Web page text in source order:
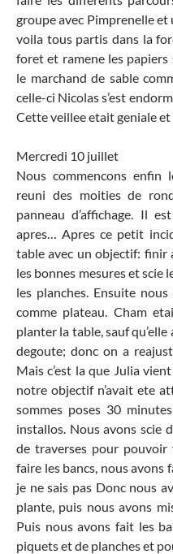
groupe avec Pimprenelle
voila tous partis dans la
foret et ramene les
le marchand de sable
celle-ci Nicolas s’est
Cette veillee etait geniale et
Mercredi 10 juillet
Nous commencons enfin
reuni des moities de
panneau d’affichage. Il
apres… Apres ce petit
table avec un objectif: finir
les bonnes mesures et scie
les planches. Ensuite
comme plateau. Cham
planter la table, sauf
degoute; donc on a
Mais c’est la que Julia
notre objectif n’avait ete
sommes poses 30
installos. Nous avons scie
de traverses pour
faire les bancs, nous avons
je ne sais pas Donc nous
plante, puis nous avons
Puis nous avons fait les
piquets et de planches et